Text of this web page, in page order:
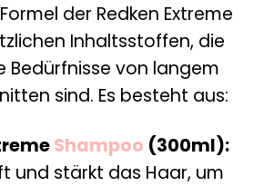
der Redken Extreme
Inhaltsstoffen, die
Bedürfnisse von langem
sind. Es besteht aus:
Shampoo (300ml):
und stärkt das Haar, um